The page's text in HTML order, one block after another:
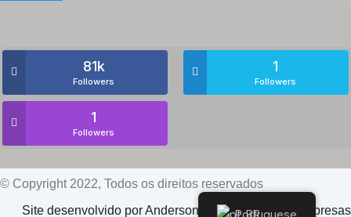
81k
Followers
1
Followers
1
Followers
© Copyright 2022, Todos os direitos reservados
Site desenvolvido por Anderson Valente | Doutor Empresas
Portuguese